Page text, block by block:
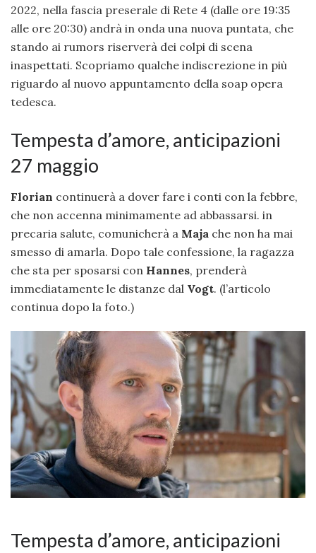
2022, nella fascia preserale di Rete 4 (dalle ore 19:35
alle ore 20:30) andrà in onda una nuova puntata, che
stando ai rumors riserverà dei colpi di scena
inaspettati. Scopriamo qualche indiscrezione in più
riguardo al nuovo appuntamento della soap opera
tedesca.
Tempesta d’amore, anticipazioni
27 maggio
Florian continuerà a dover fare i conti con la febbre,
che non accenna minimamente ad abbassarsi. in
precaria salute, comunicherà a Maja che non ha mai
smesso di amarla. Dopo tale confessione, la ragazza
che sta per sposarsi con Hannes, prenderà
immediatamente le distanze dal Vogt. (l’articolo
continua dopo la foto.)
Tempesta d’amore, anticipazioni